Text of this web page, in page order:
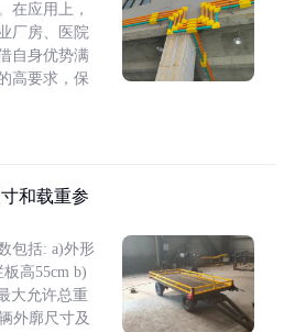
在应用上，
厂房、医院
自身优势满
高要求，保
和载重参
包括: a)外形
高55cm b)
大允许总重
外廓尺寸及